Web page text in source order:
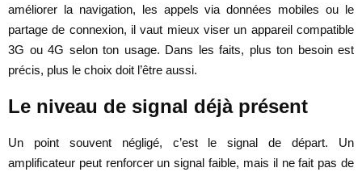
améliorer la navigation, les appels via données mobiles ou le
partage de connexion, il vaut mieux viser un appareil compatible
3G ou 4G selon ton usage. Dans les faits, plus ton besoin est
précis, plus le choix doit l’être aussi.
Le niveau de signal déjà présent
Un point souvent négligé, c’est le signal de départ. Un
amplificateur peut renforcer un signal faible, mais il ne fait pas de